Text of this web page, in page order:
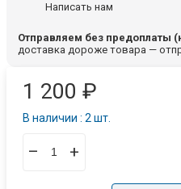
Написать нам
Отправляем без предоплаты
доставка дороже товара —
1 200 ₽
В наличии : 2 шт.
– +